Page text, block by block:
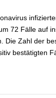
72 Fälle auf
Die Zahl der
bestätigten